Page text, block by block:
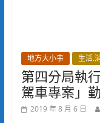
地方大小事 生活.
第四分局執
駕車專案」
2019 年 8 月 6 日